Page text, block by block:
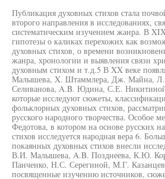
Публикация духовных стихов стала
второго направления в исследованиях,
систематическим изучением жанра. В
гипотезы о каликах перехожих как
духовных стихов, о времени
жанра, хронологии и выявления связи
духовным стихом и т.д.5 В XX веке
Малышева, X. Штаммлера, Дж. Майна,
Селиванова, A.B. Юдина, С.Е.
которые исследуют сюжеты,
фольклорных духовных стихов,
русского народного творчества. Особое
Федотова, в котором на основе русских
стихов исследуется народная вера 6.
покаянных духовных стихов внесли
В.И. Малышева, A.B. Позднеева, К.Ю.
Панченко, Н.С. Серегиной, М.Г.
посвященные изучению источников,